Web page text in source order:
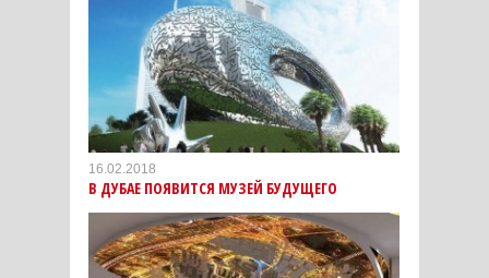
16.02.2018
В ДУБАЕ ПОЯВИТСЯ МУЗЕЙ БУДУЩЕГО